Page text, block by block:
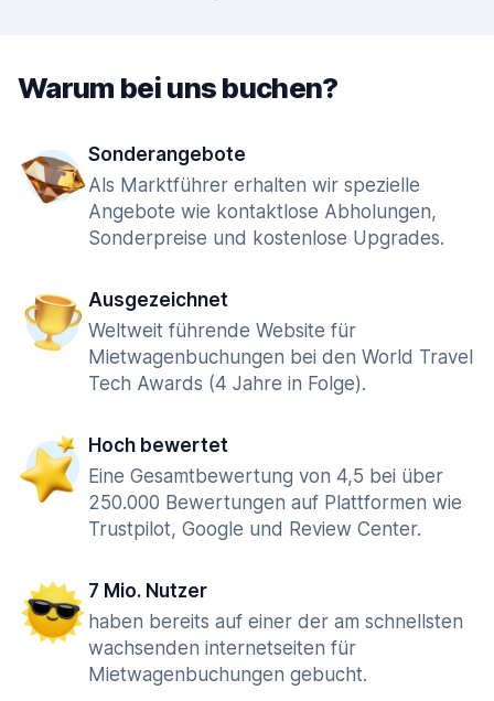
Warum bei uns buchen?
Sonderangebote
Als Marktführer erhalten wir spezielle
Angebote wie kontaktlose Abholungen,
Sonderpreise und kostenlose Upgrades.
Ausgezeichnet
Weltweit führende Website für
Mietwagenbuchungen bei den World Travel
Tech Awards (4 Jahre in Folge).
Hoch bewertet
Eine Gesamtbewertung von 4,5 bei über
250.000 Bewertungen auf Plattformen wie
Trustpilot, Google und Review Center.
7 Mio. Nutzer
haben bereits auf einer der am schnellsten
wachsenden internetseiten für
Mietwagenbuchungen gebucht.